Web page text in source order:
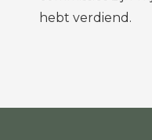
hebt verdiend.